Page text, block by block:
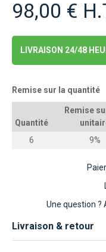
98,00 €
LIVRAISON 24/48
Remise sur la quantité
Quantité
Remise
6
9%
Une question ?
Livraison & retour